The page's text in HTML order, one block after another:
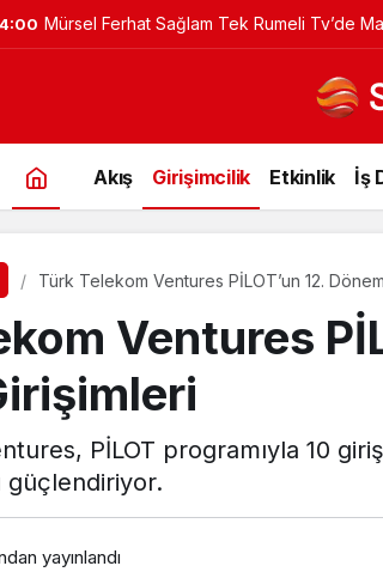
Mürsel Ferhat Sağlam Tek Rumeli Tv’de
Akış Girişimcilik Etkinlik İş
Türk Telekom Ventures PİLOT’un 12.
Ventures
PİLOT programıyla 10
güçlendiriyor.
yayınlandı